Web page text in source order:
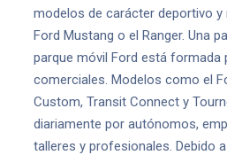
modelos de carácter deportivo
Ford Mustang o el Ranger. Una
parque móvil Ford está formada
comerciales. Modelos como el
Custom, Transit Connect y
diariamente por autónomos,
talleres y profesionales. Debido